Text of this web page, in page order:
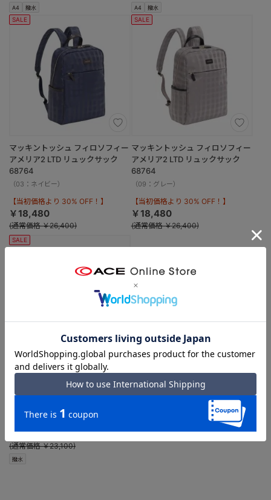
A4 撥水 A4 撥水
SALE
マッキントッシュ フィロソフィー
アメリア2 LTD リュックサック
68764
（03：ネイビー）
【当初価格より 30% OFF！】
￥18,480
(通常価格 ￥26,400)
SALE
マッキントッシュ フィロソフィー
アメリア2 LTD リュックサック
68764
（09：グレー）
【当初価格より 30% OFF！】
￥18,480
(通常価格 ￥26,400)
SALE
撥水
マッキントッシュ フィロソフィー
リュック バックパック アメリア2
【当初価格より 30% OFF！】
￥16,170 5.0（1）
(通常価格 ￥23,100)